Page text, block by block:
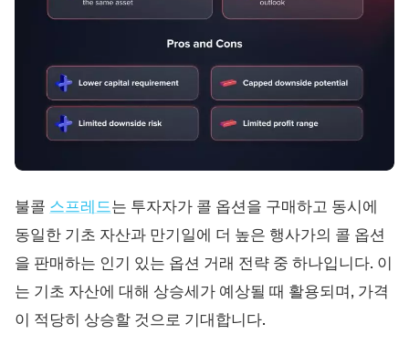
불콜 스프레드는 투자자가 콜 옵션을 구매하고 동시에
동일한 기초 자산과 만기일에 더 높은 행사가의 콜 옵션
을 판매하는 인기 있는 옵션 거래 전략 중 하나입니다. 이
는 기초 자산에 대해 상승세가 예상될 때 활용되며, 가격
이 적당히 상승할 것으로 기대합니다.